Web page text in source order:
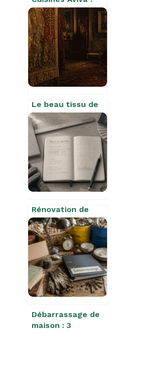
4,7/5 de moyenne,
entre robustesse
allemande et
aléas de pose
Le beau tissu de
la tapisserie :
analyse de
l’imagerie
romantique
d’Amable Tastu
Rénovation de
carrelage : 4
étapes clés pour
garantir 10 ans de
sérénité
Débarrassage de
maison : 3